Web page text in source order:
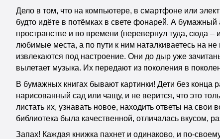
Дело в том, что на компьютере, в смартфоне или
будто идёте в потёмках в свете фонарей. А
пространстве и во времени (перевернул туда, сюда –
любимые места, а по пути к ним наталкиваетесь на
извлекаются под настроение. Они до дыр уже
вылетает музыка. Их передают из поколения в
В бумажных книгах бывают картинки! Дети без конца
нарисованный сад или чащу, и не верится, что это
листать их, узнавать новое, находить ответы на
библиотека была качественной, отличалась вкусом,
Запах! Каждая книжка пахнет и одинаково, и по-